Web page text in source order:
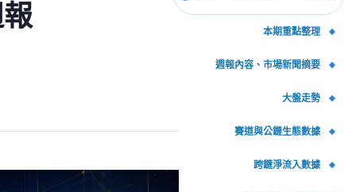
本期重點整理
週報內容、市場新聞摘要
大盤走勢
賽道與公鏈生態數據
跨鏈淨流入數據